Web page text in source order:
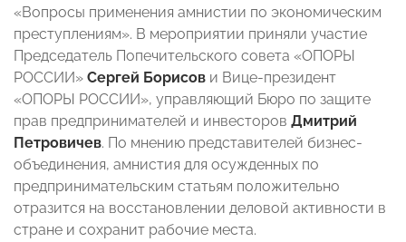
«Вопросы применения амнистии по экономическим
преступлениям». В мероприятии приняли участие
Председатель Попечительского совета «ОПОРЫ
РОССИИ» Сергей Борисов и Вице-президент
«ОПОРЫ РОССИИ», управляющий Бюро по защите
прав предпринимателей и инвесторов Дмитрий
Петровичев. По мнению представителей бизнес-
объединения, амнистия для осужденных по
предпринимательским статьям положительно
отразится на восстановлении деловой активности в
стране и сохранит рабочие места.